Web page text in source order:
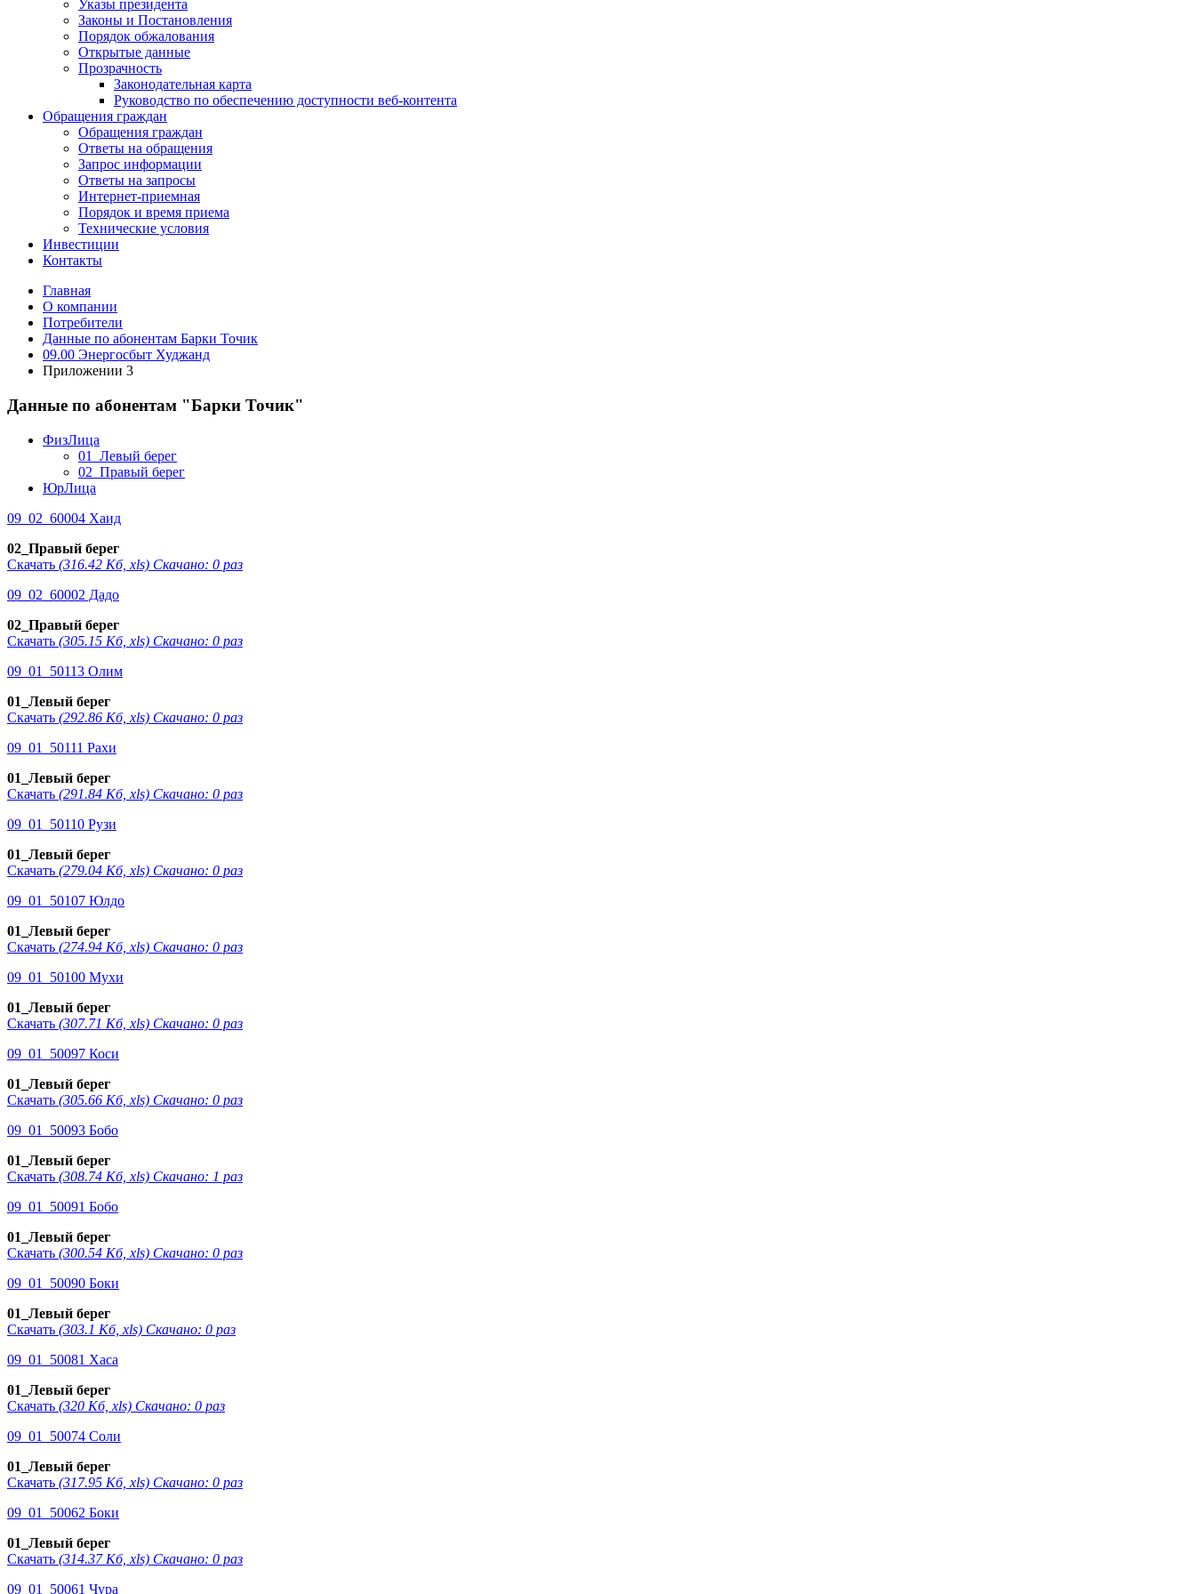
Указы президента
Законы и Постановления
Порядок обжалования
Открытые данные
Прозрачность
Законодательная карта
Руководство по обеспечению доступности веб-контента
Обращения граждан
Обращения граждан
Ответы на обращения
Запрос информации
Ответы на запросы
Интернет-приемная
Порядок и время приема
Технические условия
Инвестиции
Контакты
Главная
О компании
Потребители
Данные по абонентам Барки Точик
09.00 Энергосбыт Худжанд
Приложении 3
Данные по абонентам "Барки Точик"
ФизЛица
01_Левый берег
02_Правый берег
ЮрЛица
09_02_60004 Хаид
02_Правый берег
Скачать (316.42 Кб, xls) Скачано: 0 раз
09_02_60002 Дадо
02_Правый берег
Скачать (305.15 Кб, xls) Скачано: 0 раз
09_01_50113 Олим
01_Левый берег
Скачать (292.86 Кб, xls) Скачано: 0 раз
09_01_50111 Рахи
01_Левый берег
Скачать (291.84 Кб, xls) Скачано: 0 раз
09_01_50110 Рузи
01_Левый берег
Скачать (279.04 Кб, xls) Скачано: 0 раз
09_01_50107 Юлдо
01_Левый берег
Скачать (274.94 Кб, xls) Скачано: 0 раз
09_01_50100 Мухи
01_Левый берег
Скачать (307.71 Кб, xls) Скачано: 0 раз
09_01_50097 Коси
01_Левый берег
Скачать (305.66 Кб, xls) Скачано: 0 раз
09_01_50093 Бобо
01_Левый берег
Скачать (308.74 Кб, xls) Скачано: 1 раз
09_01_50091 Бобо
01_Левый берег
Скачать (300.54 Кб, xls) Скачано: 0 раз
09_01_50090 Боки
01_Левый берег
Скачать (303.1 Кб, xls) Скачано: 0 раз
09_01_50081 Хаса
01_Левый берег
Скачать (320 Кб, xls) Скачано: 0 раз
09_01_50074 Соли
01_Левый берег
Скачать (317.95 Кб, xls) Скачано: 0 раз
09_01_50062 Боки
01_Левый берег
Скачать (314.37 Кб, xls) Скачано: 0 раз
09_01_50061 Чура